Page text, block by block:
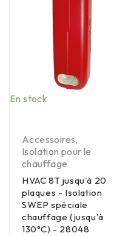
En stock
Accessoires,
Isolation pour le
chauffage
HVAC 8T jusqu'à 20
plaques - Isolation
SWEP spéciale
chauffage (jusqu'à
130°C) - 28048